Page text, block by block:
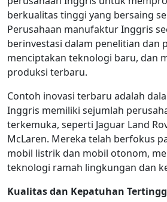
berkualitas tinggi yang bersaing
Perusahaan manufaktur Inggris
berinvestasi dalam penelitian dan
menciptakan teknologi baru, dan
produksi terbaru.
Contoh inovasi terbaru adalah
Inggris memiliki sejumlah
terkemuka, seperti Jaguar Land
McLaren. Mereka telah berfokus
mobil listrik dan mobil otonom,
teknologi ramah lingkungan dan
Kualitas dan Kepatuhan